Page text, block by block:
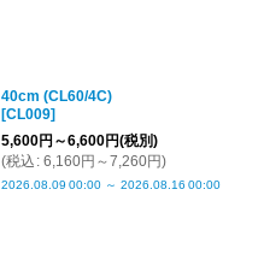
40cm (CL60/4C)
[CL009]
5,600円 ～6,600円(税別)
(税込 : 6,160円 ～7,260円)
2026.08.09 00:00 ～ 2026.08.16 00:00